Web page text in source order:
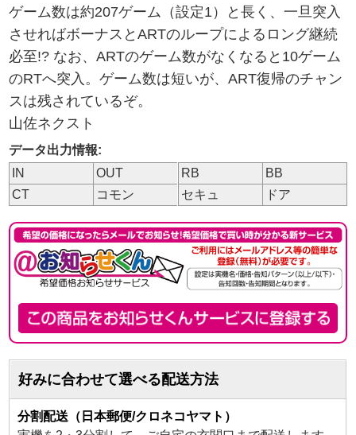
ゲーム数は約207ゲーム（設定1）と長く、一旦突入
させればボーナスとARTのループによるロング継続
必至!? なお、ARTのゲーム数がなくなると10ゲーム
のRTへ突入。ゲーム数は短いが、ART復帰のチャン
スは残されているぞ。
山佐ネクスト
データ出力情報:
IN
OUT RB
BB
CT
コモン セキュ ドア
好みに合わせて選べる配送方法
分割配送（日本郵便/クロネコヤマト）